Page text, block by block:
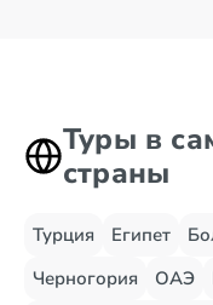
Туры в
страны
Турция Египет
Черногория
ОАЭ